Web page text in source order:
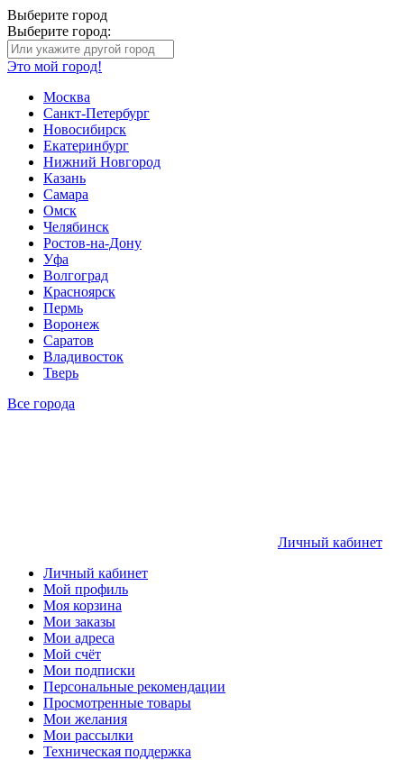
Выберите город
Выберите город:
Это мой город!
Москва
Санкт-Петербург
Новосибирск
Екатеринбург
Нижний Новгород
Казань
Самара
Омск
Челябинск
Ростов-на-Дону
Уфа
Волгоград
Красноярск
Пермь
Воронеж
Саратов
Владивосток
Тверь
Все города
Личный кабинет
Личный кабинет
Мой профиль
Моя корзина
Мои заказы
Мои адреса
Мой счёт
Мои подписки
Персональные рекомендации
Просмотренные товары
Мои желания
Мои рассылки
Техническая поддержка